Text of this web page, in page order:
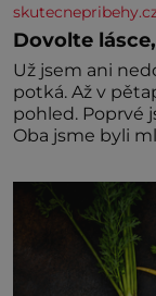
Dovolte
Už jsem ani
potká. Až v
pohled. Poprvé
Oba jsme byli
zaopatřený
nesvědčilo,